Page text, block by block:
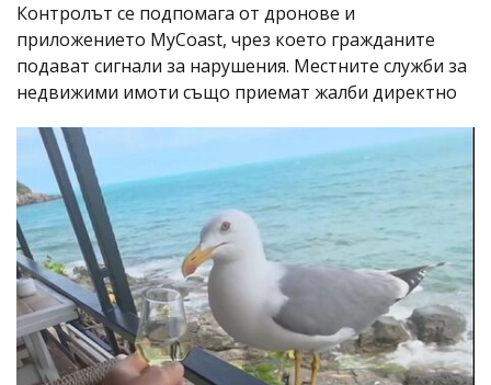
Контролът се подпомага от дронове и
приложението MyCoast, чрез което гражданите
подават сигнали за нарушения. Местните служби за
недвижими имоти също приемат жалби директно